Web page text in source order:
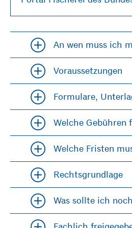
Accordion öfffnen und
An wen muss ich
Accordion öfffnen und
Voraussetzungen
Accordion öfffnen und
Formulare,
Accordion öfffnen und
Welche Gebühren
Accordion öfffnen und
Welche Fristen
Accordion öfffnen und
Rechtsgrundlage
Accordion öfffnen und
Was sollte ich